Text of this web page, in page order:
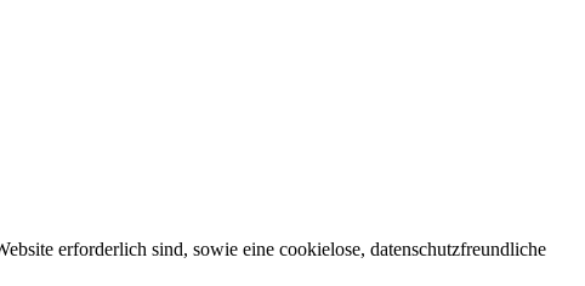
erforderlich sind, sowie eine cookielose, datenschutzfreundliche